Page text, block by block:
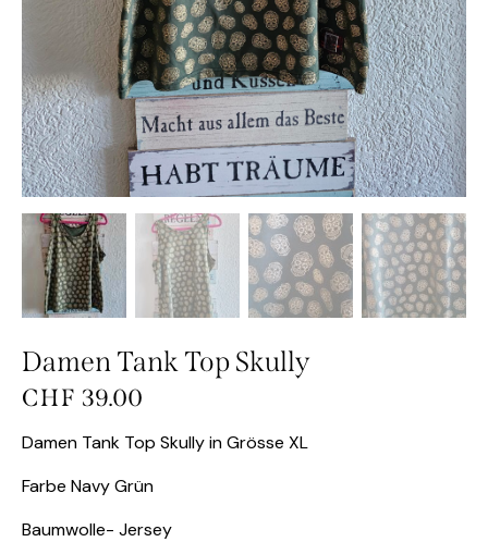
Damen Tank Top Skully
CHF 39.00
Damen Tank Top Skully in Grösse XL
Farbe Navy Grün
Baumwolle- Jersey